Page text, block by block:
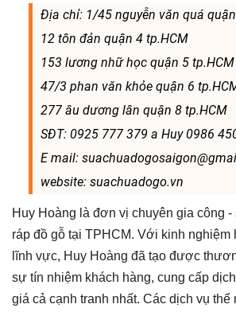
Địa chỉ: 1/45 nguyễn văn quá
12 tôn đản quận 4 tp.HCM
153 lương nhữ học quận 5 tp.HCM
47/3 phan văn khỏe quận 6
277 âu dương lân quận 8 tp.HCM
SĐT: 0925 777 379 a Huy 0986
E mail:
website: suachuadogo.vn
Huy Hoàng là đơn vị chuyên gia công
ráp đồ gỗ tại TPHCM. Với kinh nghiệm
lĩnh vực, Huy Hoàng đã tạo được
sự tín nhiệm khách hàng, cung cấp
giá cả cạnh tranh nhất. Các dịch vụ thế